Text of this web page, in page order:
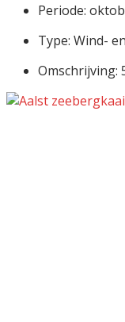
Periode:
Type: Wind-
Omschrijving: